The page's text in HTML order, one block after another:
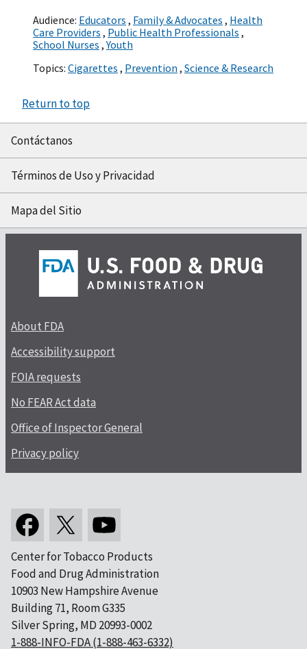
Audience: Educators , Family & Advocates , Health
Care Providers , Public Health Professionals ,
School Nurses ,Youth
Topics: Cigarettes , Prevention , Science & Research
Return to top
Contáctanos
Términos de Uso y Privacidad
Mapa del Sitio
About FDA
Accessibility support
FOIA requests
No FEAR Act data
Office of Inspector General
Privacy policy
Center for Tobacco Products
Food and Drug Administration
10903 New Hampshire Avenue
Building 71, Room G335
Silver Spring, MD 20993-0002
1-888-INFO-FDA (1-888-463-6332)